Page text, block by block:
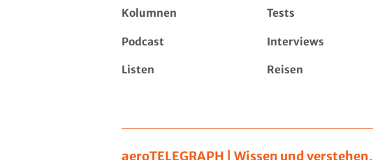
Kolumnen Tests
Podcast Interviews
Listen Reisen
aeroTELEGRAPH | Wissen und verstehen,